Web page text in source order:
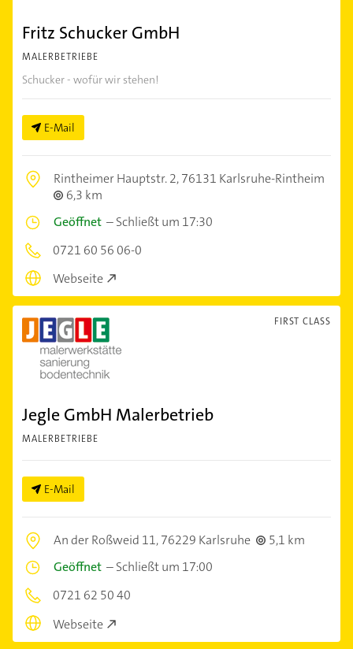
Fritz Schucker GmbH
MALERBETRIEBE
Schucker - wofür wir stehen!
E-Mail
Rintheimer Hauptstr. 2,76131 Karlsruhe-Rintheim
6,3 km
Geöffnet –Schließt um 17:30
0721 60 56 06-0
Webseite
FIRST CLASS
Jegle GmbH Malerbetrieb
MALERBETRIEBE
E-Mail
An der Roßweid 11,76229 Karlsruhe
5,1 km
Geöffnet –Schließt um 17:00
0721 62 50 40
Webseite